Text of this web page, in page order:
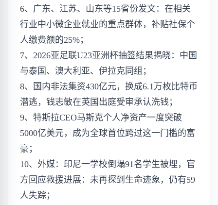
6、广东、江苏、山东等15省份发文：在相关
行业中小微企业就业的重点群体，补贴社保个
人缴费额的25%；
7、2026亚足联U23亚洲杯抽签结果揭晓：中国
与泰国、澳大利亚、伊拉克同组；
8、国内非法集资430亿元，换成6.1万枚比特币
潜逃，钱志敏在英国出庭受审承认洗钱；
9、特斯拉CEO马斯克个人净资产一度突破
5000亿美元，成为全球首位跨过这一门槛的富
豪；
10、外媒：印尼一学校倒塌91名学生被埋，官
方回应救援进展：未再探到生命迹象，仍有59
人失踪；